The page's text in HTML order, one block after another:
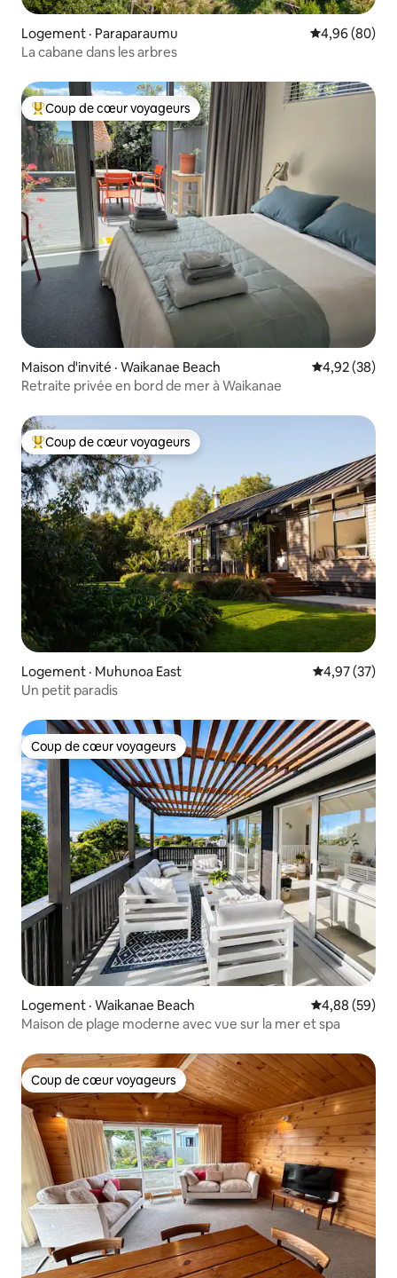
Logement · Paraparaumu Note
4,96 (80)
La cabane dans les arbres
Coup de cœur voyageurs parmi les plus aimés
Coup de cœur voyageurs
Maison d'invité · Waikanae Beach Note
4,92 (38)
Retraite privée en bord de mer à Waikanae
Coup de cœur voyageurs parmi les plus aimés
Coup de cœur voyageurs
Logement · Muhunoa East Note
4,97 (37)
Un petit paradis
Coup de cœur voyageurs
Coup de cœur voyageurs
Logement · Waikanae Beach Note
4,88 (59)
Maison de plage moderne avec vue sur la mer et spa
Coup de cœur voyageurs
Coup de cœur voyageurs